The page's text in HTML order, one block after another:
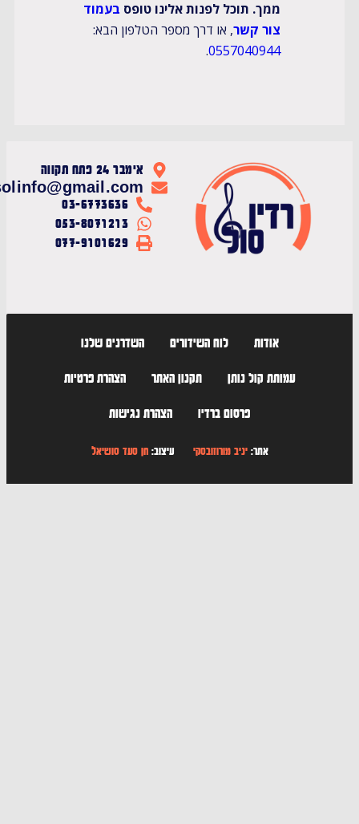
ממך. תוכל לפנות אלינו טופסבעמוד
, או דרך מספר הטלפון הבא:
0557040944
.
אימבר 24 פתח תקווה
radiosolinfo@gmail.com
03-6773636
053-8071213
077-9101629
לוח השידורים השדרנים שלנו
עמותת קול נותן תקנון האתר הצהרת פרטיות
פרסום ברדיו הצהרת נגישות
יניב מורוזובסקיעיצוב:חן סעד סושיאל